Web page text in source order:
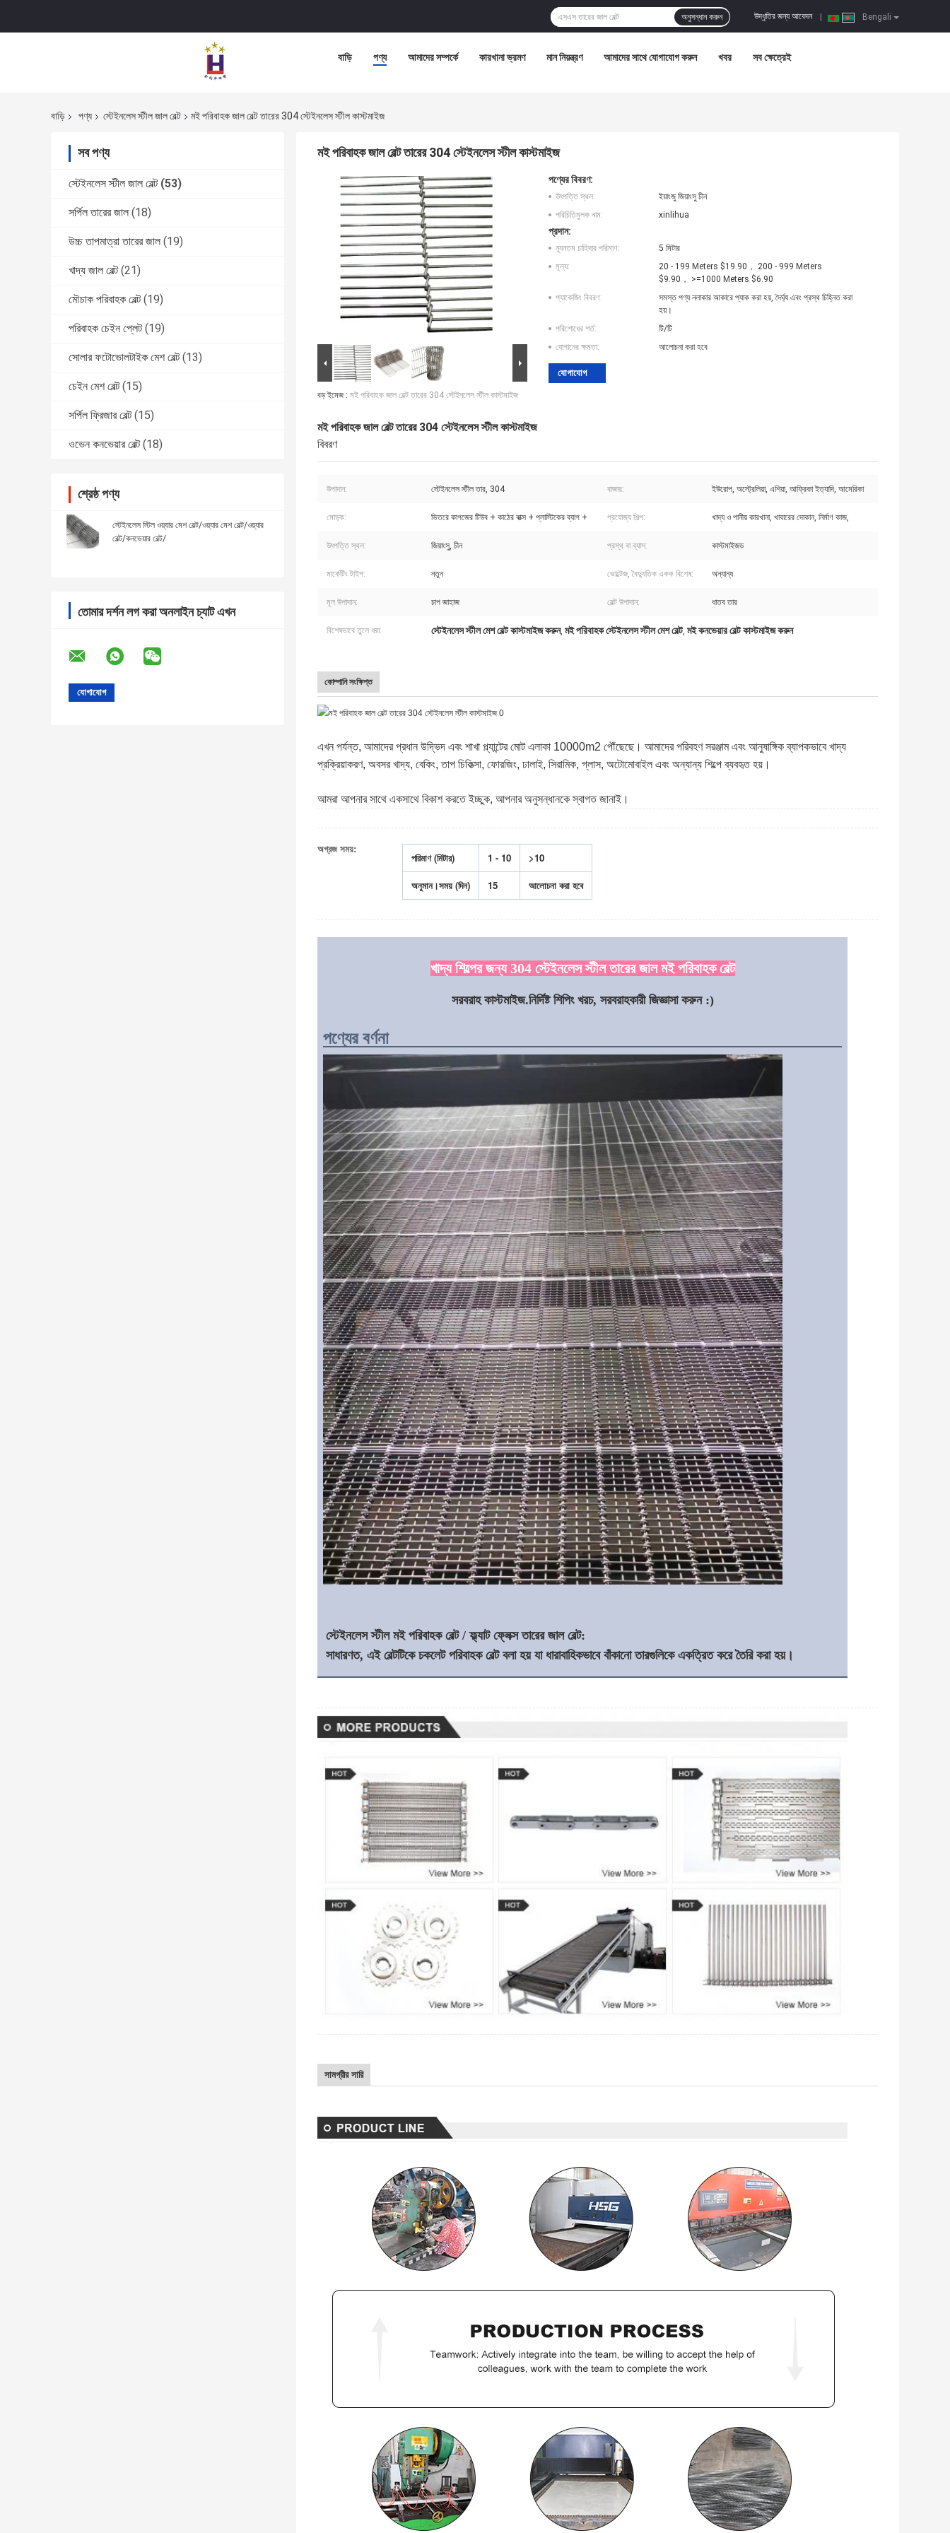
Bengali
উদ্ধৃতির জন্য আবেদন
অনুসন্ধান করুন
বাড়ি পণ্য আমাদের সম্পর্কে কারখানা ভ্রমণ মান নিয়ন্ত্রণ আমাদের সাথে যোগাযোগ করুন খবর সব ক্ষেত্রেই
বাড়ি পণ্য স্টেইনলেস স্টীল জাল বেল্ট মই পরিবাহক জাল বেল্ট তারের 304 স্টেইনলেস স্টীল কাস্টমাইজ
সব পণ্য
স্টেইনলেস স্টীল জাল বেল্ট (53)
সর্পিল তারের জাল (18)
উচ্চ তাপমাত্রা তারের জাল (19)
খাদ্য জাল বেল্ট (21)
মৌচাক পরিবাহক বেল্ট (19)
পরিবাহক চেইন প্লেট (19)
সোলার ফটোভোলটাইক মেশ বেল্ট (13)
চেইন মেশ বেল্ট (15)
সর্পিল ফ্রিজার বেল্ট (15)
ওভেন কনভেয়ার বেল্ট (18)
শ্রেষ্ঠ পণ্য
স্টেইনলেস স্টিল ওয়্যার মেশ বেল্ট/ওয়্যার মেশ বেল্ট/ওয়্যার
বেল্ট/কনভেয়ার বেল্ট/
তোমার দর্শন লগ করা অনলাইন চ্যাট এখন
মই পরিবাহক জাল বেল্ট তারের 304 স্টেইনলেস স্টীল কাস্টমাইজ
বড় ইমেজ : মই পরিবাহক জাল বেল্ট তারের 304 স্টেইনলেস স্টীল কাস্টমাইজ
পণ্যের বিবরণ:
উৎপত্তি স্থল:
ইয়াংজু জিয়াংসু চীন
পরিচিতিমুলক নাম:
xinlihua
প্রদান:
ন্যূনতম চাহিদার পরিমাণ:
5 মিটার
মূল্য:
20 - 199 Meters $19.90， 200 - 999 Meters
$9.90， >=1000 Meters $6.90
প্যাকেজিং বিবরণ:
সমস্ত পণ্য নলাকার আকারে প্যাক করা হয়, দৈর্ঘ্য এবং প্রস্থ চিহ্নিত করা
হয়।
পরিশোধের শর্ত:
টি/টি
যোগানের ক্ষমতা:
আলোচনা করা হবে
যোগাযোগ
মই পরিবাহক জাল বেল্ট তারের 304 স্টেইনলেস স্টীল কাস্টমাইজ
বিবরণ
উপাদান: স্টেইনলেস স্টীল তার, 304 বাজার: ইউরোপ, অস্ট্রেলিয়া, এশিয়া, আফ্রিকা ইত্যাদি, আমেরিকা
মোড়ক: ভিতরে কাগজের টিউব + কাঠের বাক্স + প্লাস্টিকের ব্যাগ + প্রযোজ্য শিল্প: খাদ্য ও পানীয় কারখানা, খাবারের দোকান, নির্মাণ কাজ,
উৎপত্তি স্থল: জিয়াংসু, চীন প্রস্থ বা ব্যাস: কাস্টমাইজড
মার্কেটিং টাইপ: নতুন ভোল্টেজ, বৈদ্যুতিক একক বিশেষ: অন্যান্য
মূল উপাদান: চাপ জাহাজ বেল্ট উপাদান: ধাতব তার
বিশেষভাবে তুলে ধরা: স্টেইনলেস স্টীল মেশ বেল্ট কাস্টমাইজ করুন, মই পরিবাহক স্টেইনলেস স্টীল মেশ বেল্ট, মই কনভেয়ার বেল্ট কাস্টমাইজ করুন
কোম্পানি সংক্ষিপ্ত
এখন পর্যন্ত, আমাদের প্রধান উদ্ভিদ এবং শাখা প্ল্যান্টের মোট এলাকা 10000m2 পৌঁছেছে। আমাদের পরিবহণ সরঞ্জাম এবং আনুষাঙ্গিক ব্যাপকভাবে খাদ্য
প্রক্রিয়াকরণ, অবসর খাদ্য, বেকিং, তাপ চিকিত্সা, ফোরজিং, ঢালাই, সিরামিক, গ্লাস, অটোমোবাইল এবং অন্যান্য শিল্পে ব্যবহৃত হয়।
আমরা আপনার সাথে একসাথে বিকাশ করতে ইচ্ছুক, আপনার অনুসন্ধানকে স্বাগত জানাই।
অগ্রজ সময়:
পরিমাণ (মিটার) 1 - 10 >10
অনুমান।সময় (দিন) 15 আলোচনা করা হবে
খাদ্য শিল্পের জন্য 304 স্টেইনলেস স্টীল তারের জাল মই পরিবাহক বেল্ট
সরবরাহ কাস্টমাইজ.নির্দিষ্ট শিপিং খরচ, সরবরাহকারী জিজ্ঞাসা করুন :)
পণ্যের বর্ণনা
স্টেইনলেস স্টীল মই পরিবাহক বেল্ট / ফ্ল্যাট ফ্লেক্স তারের জাল বেল্ট:
সাধারণত, এই বেল্টটিকে চকলেট পরিবাহক বেল্ট বলা হয় যা ধারাবাহিকভাবে বাঁকানো তারগুলিকে একত্রিত করে তৈরি করা হয়।
সামগ্রীর সারি